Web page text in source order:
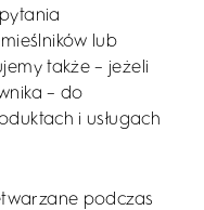
lub
także – jeżeli
– do
i usługach
podczas